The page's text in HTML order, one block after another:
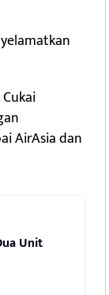
AirAsia dan
Unit